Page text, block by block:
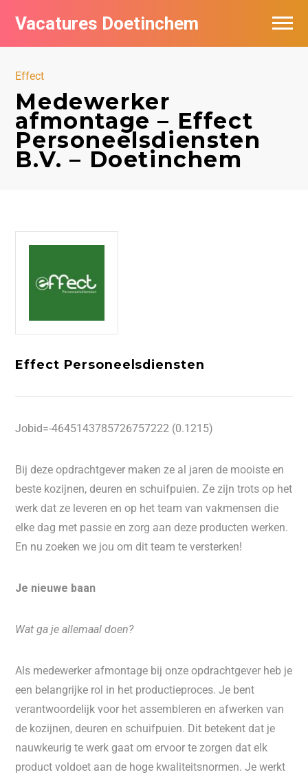
Vacatures Doetinchem
Effect
Medewerker
afmontage – Effect
Personeelsdiensten
B.V. – Doetinchem
Effect Personeelsdiensten
Jobid=-4645143785726757222 (0.1215)
Bij deze opdrachtgever maken ze al jaren de mooiste en
beste kozijnen, deuren en schuifpuien. Ze zijn trots op het
werk dat ze leveren en op het team van vakmensen die
elke dag met passie en zorg aan deze producten werken.
En nu zoeken we jou om dit team te versterken!
Je nieuwe baan
Wat ga je allemaal doen?
Als medewerker afmontage bij onze opdrachtgever heb je
een belangrijke rol in het productieproces. Je bent
verantwoordelijk voor het assembleren en afwerken van
de kozijnen, deuren en schuifpuien. Dit betekent dat je
nauwkeurig te werk gaat om ervoor te zorgen dat elk
product voldoet aan de hoge kwaliteitsnormen. Je werkt
Vacatures per bedrijf
Nieuwsbrief feed